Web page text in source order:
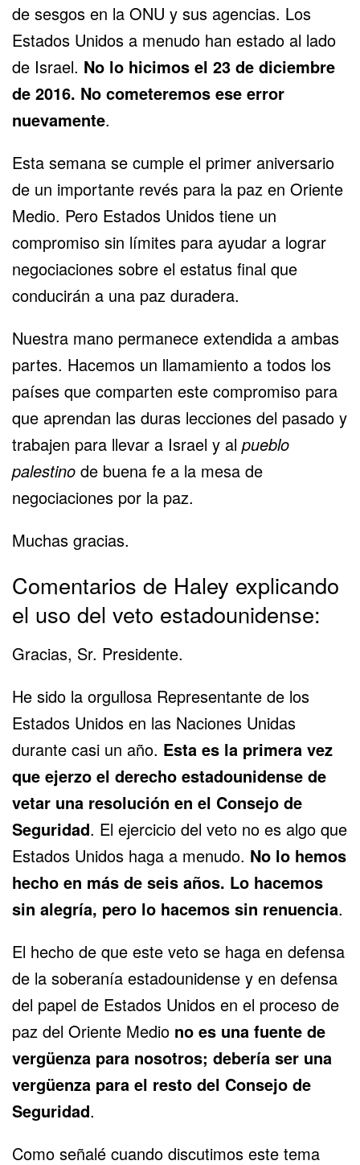
de sesgos en la ONU y sus agencias. Los
Estados Unidos a menudo han estado al lado
de Israel. No lo hicimos el 23 de diciembre
de 2016. No cometeremos ese error
nuevamente.
Esta semana se cumple el primer aniversario
de un importante revés para la paz en Oriente
Medio. Pero Estados Unidos tiene un
compromiso sin límites para ayudar a lograr
negociaciones sobre el estatus final que
conducirán a una paz duradera.
Nuestra mano permanece extendida a ambas
partes. Hacemos un llamamiento a todos los
países que comparten este compromiso para
que aprendan las duras lecciones del pasado y
trabajen para llevar a Israel y al pueblo
palestino de buena fe a la mesa de
negociaciones por la paz.
Muchas gracias.
Comentarios de Haley explicando
el uso del veto estadounidense:
Gracias, Sr. Presidente.
He sido la orgullosa Representante de los
Estados Unidos en las Naciones Unidas
durante casi un año. Esta es la primera vez
que ejerzo el derecho estadounidense de
vetar una resolución en el Consejo de
Seguridad. El ejercicio del veto no es algo que
Estados Unidos haga a menudo. No lo hemos
hecho en más de seis años. Lo hacemos
sin alegría, pero lo hacemos sin renuencia.
El hecho de que este veto se haga en defensa
de la soberanía estadounidense y en defensa
del papel de Estados Unidos en el proceso de
paz del Oriente Medio no es una fuente de
vergüenza para nosotros; debería ser una
vergüenza para el resto del Consejo de
Seguridad.
Como señalé cuando discutimos este tema